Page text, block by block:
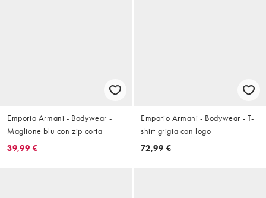
Emporio Armani - Bodywear -
Maglione blu con zip corta
39,99 €
Emporio Armani - Bodywear - T-
shirt grigia con logo
72,99 €